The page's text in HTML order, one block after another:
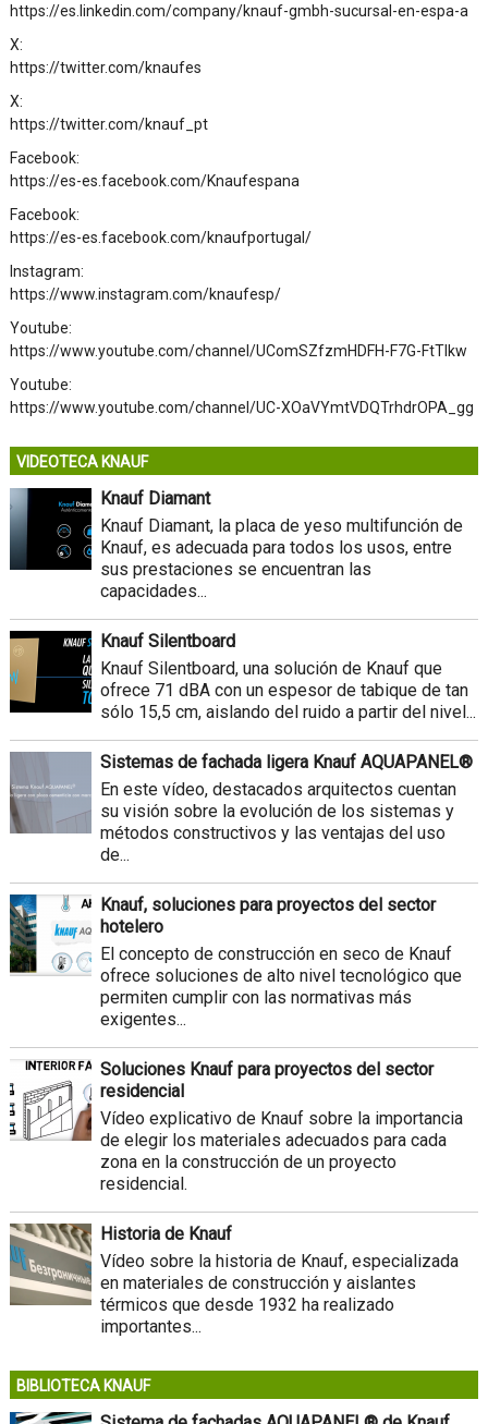
https://es.linkedin.com/company/knauf-gmbh-sucursal-en-espa-a
X:
https://twitter.com/knaufes
X:
https://twitter.com/knauf_pt
Facebook:
https://es-es.facebook.com/Knaufespana
Facebook:
https://es-es.facebook.com/knaufportugal/
Instagram:
https://www.instagram.com/knaufesp/
Youtube:
https://www.youtube.com/channel/UComSZfzmHDFH-F7G-FtTIkw
Youtube:
https://www.youtube.com/channel/UC-XOaVYmtVDQTrhdrOPA_gg
VIDEOTECA KNAUF
Knauf Diamant
Knauf Diamant, la placa de yeso multifunción de
Knauf, es adecuada para todos los usos, entre
sus prestaciones se encuentran las
capacidades...
Knauf Silentboard
Knauf Silentboard, una solución de Knauf que
ofrece 71 dBA con un espesor de tabique de tan
sólo 15,5 cm, aislando del ruido a partir del nivel...
Sistemas de fachada ligera Knauf AQUAPANEL®
En este vídeo, destacados arquitectos cuentan
su visión sobre la evolución de los sistemas y
métodos constructivos y las ventajas del uso
de...
Knauf, soluciones para proyectos del sector
hotelero
El concepto de construcción en seco de Knauf
ofrece soluciones de alto nivel tecnológico que
permiten cumplir con las normativas más
exigentes...
Soluciones Knauf para proyectos del sector
residencial
Vídeo explicativo de Knauf sobre la importancia
de elegir los materiales adecuados para cada
zona en la construcción de un proyecto
residencial.
Historia de Knauf
Vídeo sobre la historia de Knauf, especializada
en materiales de construcción y aislantes
térmicos que desde 1932 ha realizado
importantes...
BIBLIOTECA KNAUF